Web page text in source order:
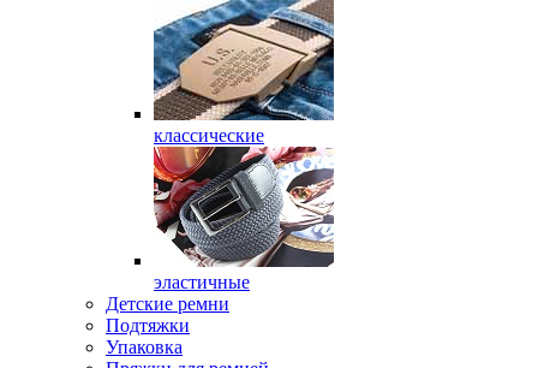
классические
эластичные
Детские ремни
Подтяжки
Упаковка